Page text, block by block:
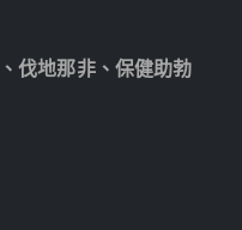
、伐地那非、 保健助勃